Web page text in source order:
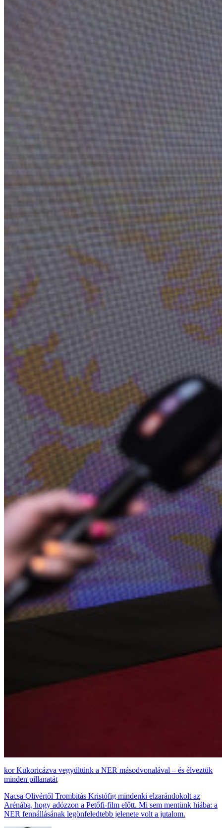
Kukoricázva vegyültünk a NER másodvonalával – és élveztük
minden pillanatát
Nacsa Olivértől Trombitás Kristófig mindenki elzarándokolt az
Arénába, hogy adózzon a Petőfi-film előtt. Mi sem mentünk hiába: a
NER fennállásának legönfeledtebb jelenete volt a jutalom.